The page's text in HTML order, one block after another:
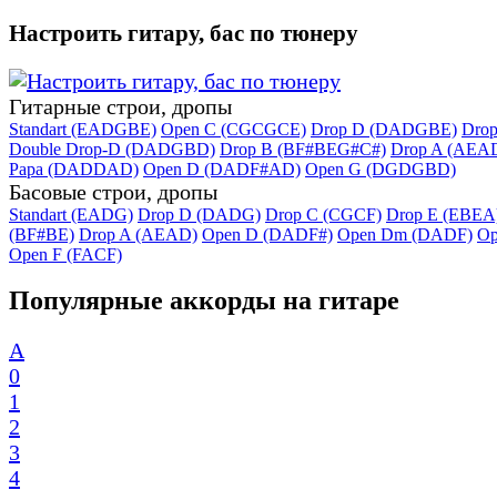
Настроить гитару, бас по тюнеру
Гитарные строи, дропы
Standart (EADGBE) Open C (CGCGCE) Drop D (DADGBE)
Double Drop-D (DADGBD) Drop B (BF#BEG#C#) Drop A
Papa (DADDAD) Open D (DADF#AD) Open G (DGDGBD)
Басовые строи, дропы
Standart (EADG) Drop D (DADG) Drop C (CGCF) Drop E
(BF#BE) Drop A (AEAD) Open D (DADF#) Open Dm (DADF)
Open F (FACF)
Популярные аккорды на гитаре
A
0
1
2
3
4